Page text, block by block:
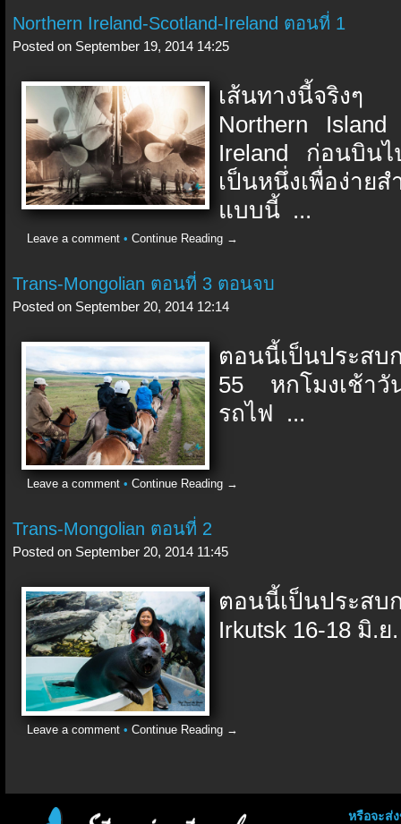
Northern Ireland-Scotland-Ireland ตอนที่ 1
Posted on September 19, 2014 14:25
เส้นทางนี้จริงๆ
Northern
Ireland ก่อนบินไ
เป็นหนึ่งเพื่อง่าย
แบบนี้ ...
Leave a comment • Continue Reading →
Trans-Mongolian ตอนที่ 3 ตอนจบ
Posted on September 20, 2014 12:14
ตอนนี้เป็นประส
55 หกโมงเช้าวั
รถไฟ ...
Leave a comment • Continue Reading →
Trans-Mongolian ตอนที่ 2
Posted on September 20, 2014 11:45
ตอนนี้เป็นประส
Irkutsk 16-18 มิ.ย
Leave a comment • Continue Reading →
หรือจะส่